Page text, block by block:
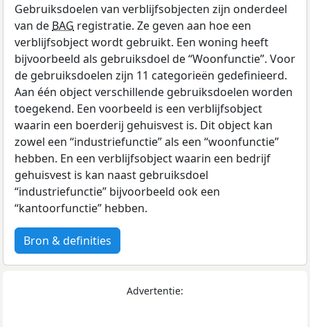
Gebruiksdoelen van verblijfsobjecten zijn onderdeel
van de BAG registratie. Ze geven aan hoe een
verblijfsobject wordt gebruikt. Een woning heeft
bijvoorbeeld als gebruiksdoel de “Woonfunctie”. Voor
de gebruiksdoelen zijn 11 categorieën gedefinieerd.
Aan één object verschillende gebruiksdoelen worden
toegekend. Een voorbeeld is een verblijfsobject
waarin een boerderij gehuisvest is. Dit object kan
zowel een “industriefunctie” als een “woonfunctie”
hebben. En een verblijfsobject waarin een bedrijf
gehuisvest is kan naast gebruiksdoel
“industriefunctie” bijvoorbeeld ook een
“kantoorfunctie” hebben.
Bron & definities
Advertentie: